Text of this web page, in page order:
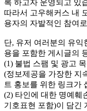
록 하고자 운영되고 있
따라서 고우해커스 내
용자의 자발적인 참여
단, 유저 여러분의 유익
용을 포함한 게시글의
(1) 불법 스팸 및 광고
(정보제공을 가장한 지
트 홍보를 위한 링크가
(2) 타인에 대한 명예훼
기호표현 포함)이 담긴